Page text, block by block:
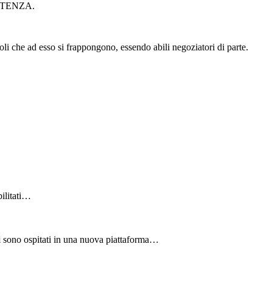
che ad esso si frappongono, essendo abili negoziatori di parte.
ospitati in una nuova piattaforma…